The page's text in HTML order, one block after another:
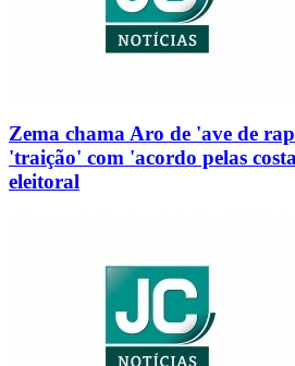
Zema chama Aro de 'ave de
'traição' com 'acordo pelas
eleitoral